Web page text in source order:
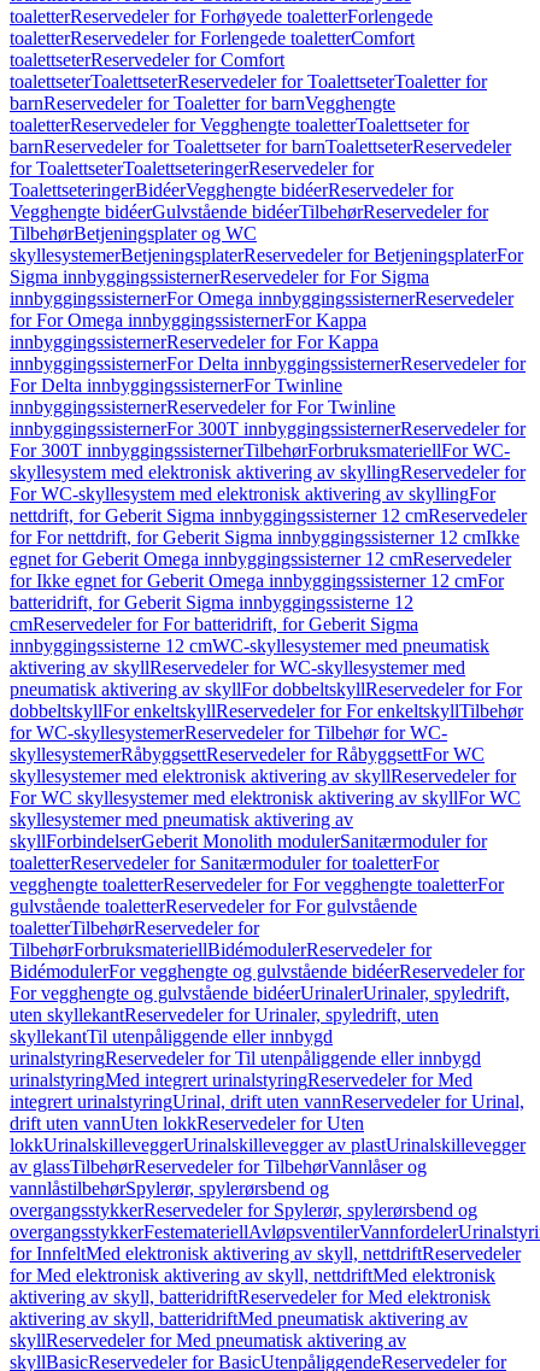
toaletterReservedeler for Forhøyede toaletterForlengede
toaletterReservedeler for Forlengede toaletterComfort
toalettseterReservedeler for Comfort
toalettseterToalettseterReservedeler for ToalettseterToaletter for
barnReservedeler for Toaletter for barnVegghengte
toaletterReservedeler for Vegghengte toaletterToalettseter for
barnReservedeler for Toalettseter for barnToalettseterReservedeler
for ToalettseterToalettseteringerReservedeler for
ToalettseteringerBidéerVegghengte bidéerReservedeler for
Vegghengte bidéerGulvstående bidéerTilbehørReservedeler for
TilbehørBetjeningsplater og WC
skyllesystemerBetjeningsplaterReservedeler for BetjeningsplaterFor
Sigma innbyggingssisternerReservedeler for For Sigma
innbyggingssisternerFor Omega innbyggingssisternerReservedeler
for For Omega innbyggingssisternerFor Kappa
innbyggingssisternerReservedeler for For Kappa
innbyggingssisternerFor Delta innbyggingssisternerReservedeler for
For Delta innbyggingssisternerFor Twinline
innbyggingssisternerReservedeler for For Twinline
innbyggingssisternerFor 300T innbyggingssisternerReservedeler for
For 300T innbyggingssisternerTilbehørForbruksmateriellFor WC-
skyllesystem med elektronisk aktivering av skyllingReservedeler for
For WC-skyllesystem med elektronisk aktivering av skyllingFor
nettdrift, for Geberit Sigma innbyggingssisterner 12 cmReservedeler
for For nettdrift, for Geberit Sigma innbyggingssisterner 12 cmIkke
egnet for Geberit Omega innbyggingssisterner 12 cmReservedeler
for Ikke egnet for Geberit Omega innbyggingssisterner 12 cmFor
batteridrift, for Geberit Sigma innbyggingssisterne 12
cmReservedeler for For batteridrift, for Geberit Sigma
innbyggingssisterne 12 cmWC-skyllesystemer med pneumatisk
aktivering av skyllReservedeler for WC-skyllesystemer med
pneumatisk aktivering av skyllFor dobbeltskyllReservedeler for For
dobbeltskyllFor enkeltskyllReservedeler for For enkeltskyllTilbehør
for WC-skyllesystemerReservedeler for Tilbehør for WC-
skyllesystemerRåbyggsettReservedeler for RåbyggsettFor WC
skyllesystemer med elektronisk aktivering av skyllReservedeler for
For WC skyllesystemer med elektronisk aktivering av skyllFor WC
skyllesystemer med pneumatisk aktivering av
skyllForbindelserGeberit Monolith modulerSanitærmoduler for
toaletterReservedeler for Sanitærmoduler for toaletterFor
vegghengte toaletterReservedeler for For vegghengte toaletterFor
gulvstående toaletterReservedeler for For gulvstående
toaletterTilbehørReservedeler for
TilbehørForbruksmateriellBidémodulerReservedeler for
BidémodulerFor vegghengte og gulvstående bidéerReservedeler for
For vegghengte og gulvstående bidéerUrinalerUrinaler, spyledrift,
uten skyllekantReservedeler for Urinaler, spyledrift, uten
skyllekantTil utenpåliggende eller innbygd
urinalstyringReservedeler for Til utenpåliggende eller innbygd
urinalstyringMed integrert urinalstyringReservedeler for Med
integrert urinalstyringUrinal, drift uten vannReservedeler for Urinal,
drift uten vannUten lokkReservedeler for Uten
lokkUrinalskilleveggerUrinalskillevegger av plastUrinalskillevegger
av glassTilbehørReservedeler for TilbehørVannlåser og
vannlåstilbehørSpylerør, spylerørsbend og
overgangsstykkerReservedeler for Spylerør, spylerørsbend og
overgangsstykkerFestemateriellAvløpsventilerVannfordeler
for InnfeltMed elektronisk aktivering av skyll, nettdriftReservedeler
for Med elektronisk aktivering av skyll, nettdriftMed elektronisk
aktivering av skyll, batteridriftReservedeler for Med elektronisk
aktivering av skyll, batteridriftMed pneumatisk aktivering av
skyllReservedeler for Med pneumatisk aktivering av
skyllBasicReservedeler for BasicUtenpåliggendeReservedeler for